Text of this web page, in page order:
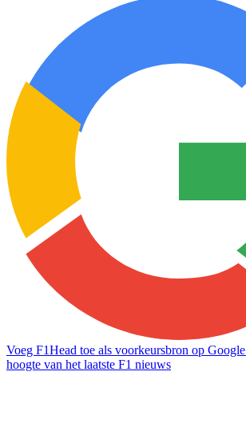
Voeg F1Head toe als voorkeursbron op Google
hoogte van het laatste F1 nieuws